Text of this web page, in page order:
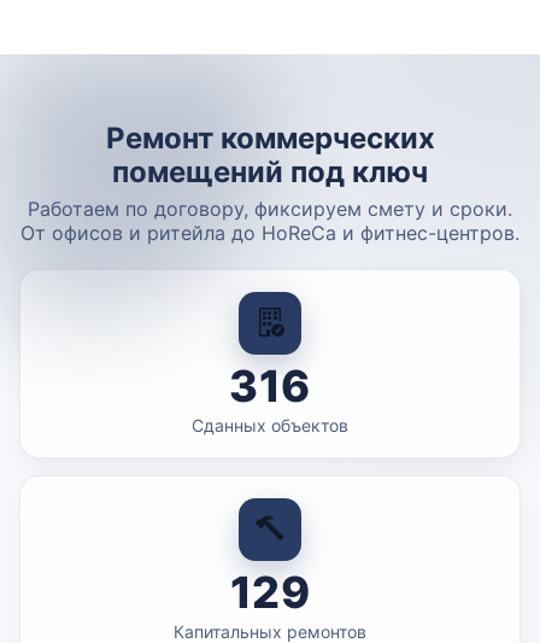
Ремонт коммерческих
помещений под ключ
Работаем по договору, фиксируем смету и сроки.
От офисов и ритейла до HoReCa и фитнес-центров.
316
Сданных объектов
129
Капитальных ремонтов